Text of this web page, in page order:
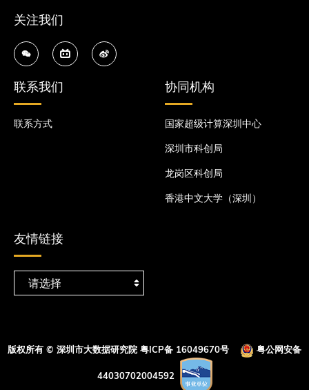
关注我们
联系我们
联系方式
协同机构
国家超级计算深圳中心
深圳市科创局
龙岗区科创局
香港中文大学（深圳）
友情链接
版权所有 © 深圳市大数据研究院 粤ICP备 16049670号 粤公网安备
44030702004592